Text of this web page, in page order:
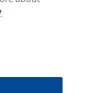
und
Company